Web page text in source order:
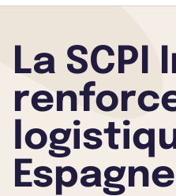
La SCPI
Espagne